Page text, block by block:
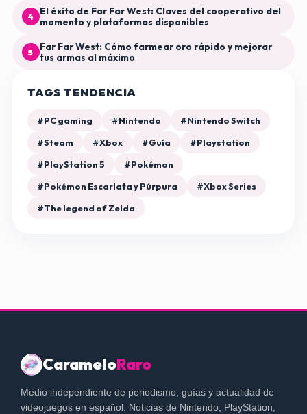
4 El éxito de Far Far West: Claves del cooperativo del
momento y plataformas disponibles
5
Far Far West: Cómo farmear oro rápido y mejorar
tus armas al máximo
TAGS TENDENCIA
#PC gaming #Nintendo
#Nintendo Switch
#Steam
#Xbox #Guía
#Playstation
#PlayStation 5
#Pokémon
#Pokémon Escarlata y Púrpura
#Xbox Series
#The legend of Zelda
CarameloRaro
Medio independiente de periodismo, guías y actualidad de
videojuegos en español. Noticias de Nintendo, PlayStation,